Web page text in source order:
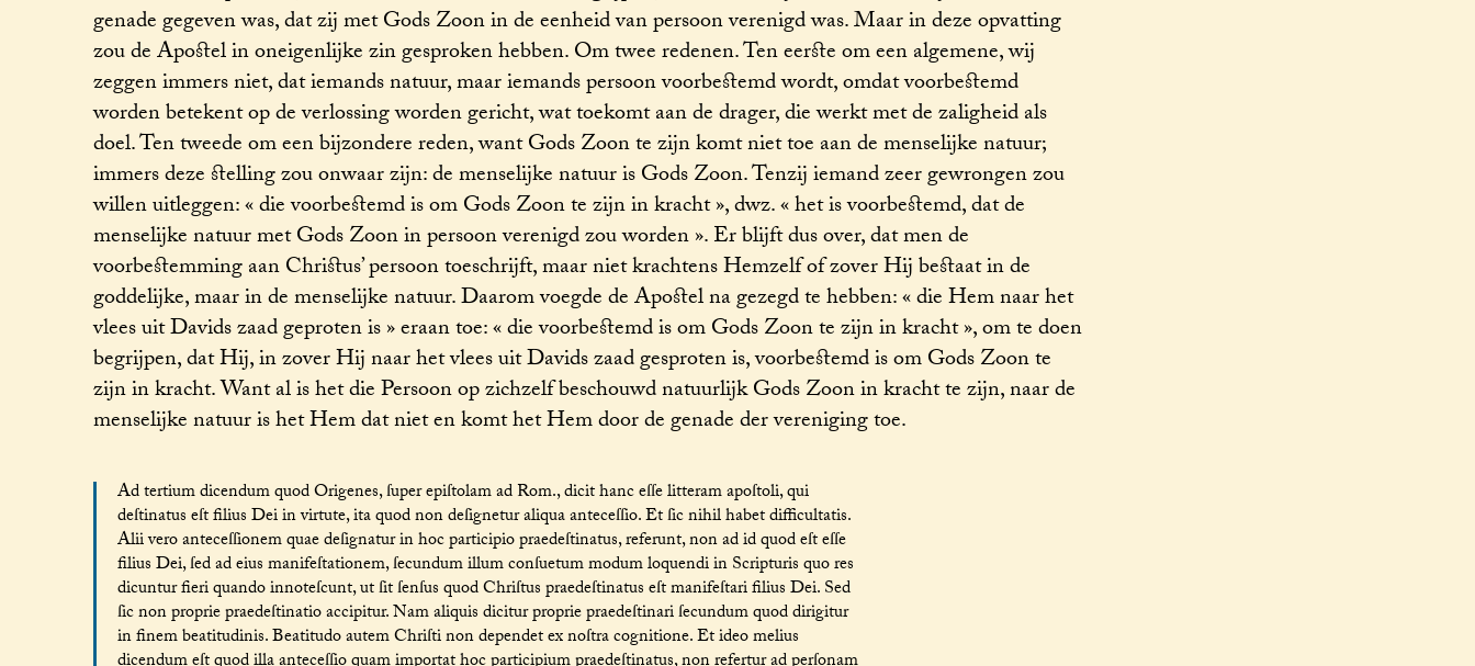
genade gegeven was, dat zij met Gods Zoon in de eenheid van persoon verenigd was. Maar in deze opvatting
zou de Apostel in oneigenlijke zin gesproken hebben. Om twee redenen. Ten eerste om een algemene, wij
zeggen immers niet, dat iemands natuur, maar iemands persoon voorbestemd wordt, omdat voorbestemd
worden betekent op de verlossing worden gericht, wat toekomt aan de drager, die werkt met de zaligheid als
doel. Ten tweede om een bijzondere reden, want Gods Zoon te zijn komt niet toe aan de menselijke natuur;
immers deze stelling zou onwaar zijn: de menselijke natuur is Gods Zoon. Tenzij iemand zeer gewrongen zou
willen uitleggen: « die voorbestemd is om Gods Zoon te zijn in kracht », dwz. « het is voorbestemd, dat de
menselijke natuur met Gods Zoon in persoon verenigd zou worden ». Er blijft dus over, dat men de
voorbestemming aan Christus’ persoon toeschrijft, maar niet krachtens Hemzelf of zover Hij bestaat in de
goddelijke, maar in de menselijke natuur. Daarom voegde de Apostel na gezegd te hebben: « die Hem naar het
vlees uit Davids zaad geproten is » eraan toe: « die voorbestemd is om Gods Zoon te zijn in kracht », om te doen
begrijpen, dat Hij, in zover Hij naar het vlees uit Davids zaad gesproten is, voorbestemd is om Gods Zoon te
zijn in kracht. Want al is het die Persoon op zichzelf beschouwd natuurlijk Gods Zoon in kracht te zijn, naar de
menselijke natuur is het Hem dat niet en komt het Hem door de genade der vereniging toe.
Ad tertium dicendum quod Origenes, ſuper epiſtolam ad Rom., dicit hanc eſſe litteram apoſtoli, qui
deſtinatus eſt filius Dei in virtute, ita quod non deſignetur aliqua anteceſſio. Et ſic nihil habet difficultatis.
Alii vero anteceſſionem quae deſignatur in hoc participio praedeſtinatus, referunt, non ad id quod eſt eſſe
filius Dei, ſed ad eius manifeſtationem, ſecundum illum conſuetum modum loquendi in Scripturis quo res
dicuntur fieri quando innoteſcunt, ut ſit ſenſus quod Chriſtus praedeſtinatus eſt manifeſtari filius Dei. Sed
ſic non proprie praedeſtinatio accipitur. Nam aliquis dicitur proprie praedeſtinari ſecundum quod dirigitur
in finem beatitudinis. Beatitudo autem Chriſti non dependet ex noſtra cognitione. Et ideo melius